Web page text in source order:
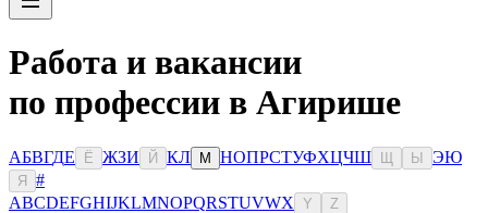
Работа и вакансии
по профессии в Агирише
АБВГДЕ Ё ЖЗИ Й КЛ М НОПРСТУФХЦЧШ Ы ЭЮ
Я
#
ABCDEFGHIJKLMNOPQRSTUVWX Y Z